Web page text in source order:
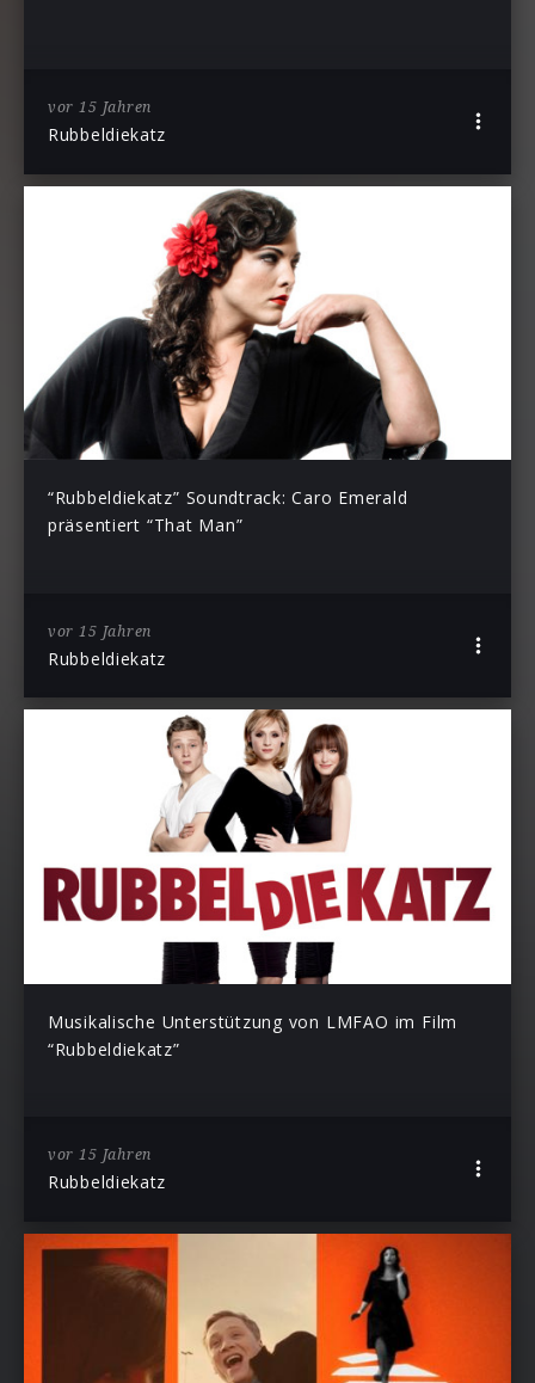
vor 15 Jahren
Rubbeldiekatz
“Rubbeldiekatz” Soundtrack: Caro Emerald
präsentiert “That Man”
vor 15 Jahren
Rubbeldiekatz
Musikalische Unterstützung von LMFAO im Film
“Rubbeldiekatz”
vor 15 Jahren
Rubbeldiekatz